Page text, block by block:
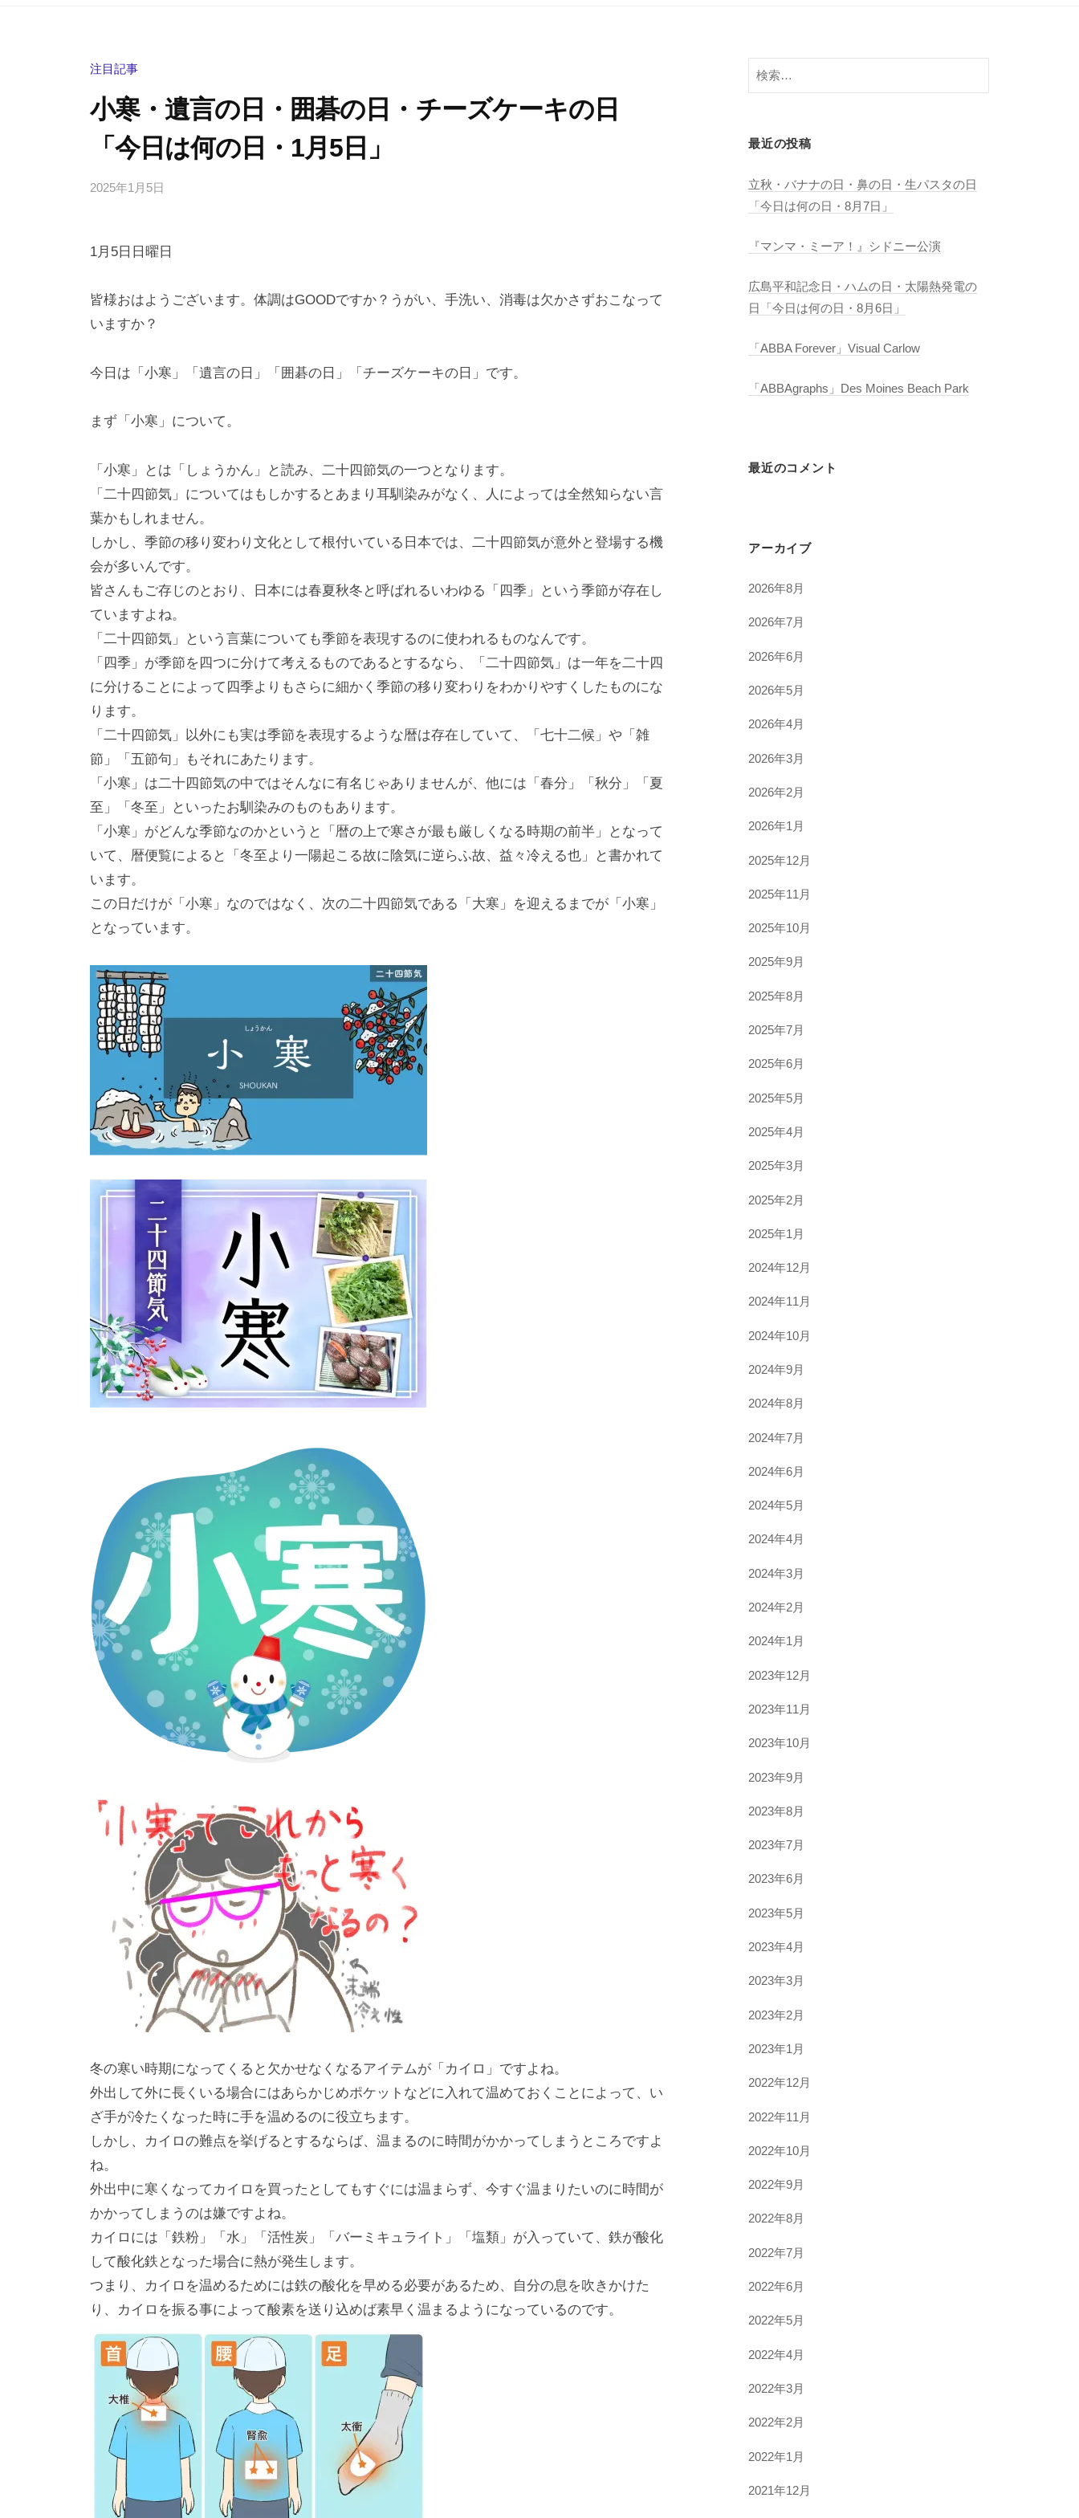
注目記事
小寒・遺言の日・囲碁の日・チーズケーキの日
「今日は何の日・1月5日」
2025年1月5日
i
a
y
m
の
メ
1月5日日曜日
皆様おはようございます。体調はGOODですか？うがい、手洗い、消毒は欠かさずおこなって
いますか？
今日は「小寒」「遺言の日」「囲碁の日」「チーズケーキの日」です。
まず「小寒」について。
「小寒」とは「しょうかん」と読み、二十四節気の一つとなります。
「二十四節気」についてはもしかするとあまり耳馴染みがなく、人によっては全然知らない言
葉かもしれません。
しかし、季節の移り変わり文化として根付いている日本では、二十四節気が意外と登場する機
会が多いんです。
皆さんもご存じのとおり、日本には春夏秋冬と呼ばれるいわゆる「四季」という季節が存在し
ていますよね。
「二十四節気」という言葉についても季節を表現するのに使われるものなんです。
「四季」が季節を四つに分けて考えるものであるとするなら、「二十四節気」は一年を二十四
に分けることによって四季よりもさらに細かく季節の移り変わりをわかりやすくしたものにな
ります。
「二十四節気」以外にも実は季節を表現するような暦は存在していて、「七十二候」や「雑
節」「五節句」もそれにあたります。
「小寒」は二十四節気の中ではそんなに有名じゃありませんが、他には「春分」「秋分」「夏
至」「冬至」といったお馴染みのものもあります。
「小寒」がどんな季節なのかというと「暦の上で寒さが最も厳しくなる時期の前半」となって
いて、暦便覧によると「冬至より一陽起こる故に陰気に逆らふ故、益々冷える也」と書かれて
います。
この日だけが「小寒」なのではなく、次の二十四節気である「大寒」を迎えるまでが「小寒」
となっています。
冬の寒い時期になってくると欠かせなくなるアイテムが「カイロ」ですよね。
外出して外に長くいる場合にはあらかじめポケットなどに入れて温めておくことによって、い
ざ手が冷たくなった時に手を温めるのに役立ちます。
しかし、カイロの難点を挙げるとするならば、温まるのに時間がかかってしまうところですよ
ね。
外出中に寒くなってカイロを買ったとしてもすぐには温まらず、今すぐ温まりたいのに時間が
かかってしまうのは嫌ですよね。
カイロには「鉄粉」「水」「活性炭」「バーミキュライト」「塩類」が入っていて、鉄が酸化
して酸化鉄となった場合に熱が発生します。
つまり、カイロを温めるためには鉄の酸化を早める必要があるため、自分の息を吹きかけた
り、カイロを振る事によって酸素を送り込めば素早く温まるようになっているのです。
検
索:
最近の投稿
立秋・バナナの日・鼻の日・生パスタの日
「今日は何の日・8月7日」
『マンマ・ミーア！』シドニー公演
広島平和記念日・ハムの日・太陽熱発電の
日「今日は何の日・8月6日」
「ABBA Forever」Visual Carlow
「ABBAgraphs」Des Moines Beach Park
最近のコメント
アーカイブ
2026年8月
2026年7月
2026年6月
2026年5月
2026年4月
2026年3月
2026年2月
2026年1月
2025年12月
2025年11月
2025年10月
2025年9月
2025年8月
2025年7月
2025年6月
2025年5月
2025年4月
2025年3月
2025年2月
2025年1月
2024年12月
2024年11月
2024年10月
2024年9月
2024年8月
2024年7月
2024年6月
2024年5月
2024年4月
2024年3月
2024年2月
2024年1月
2023年12月
2023年11月
2023年10月
2023年9月
2023年8月
2023年7月
2023年6月
2023年5月
2023年4月
2023年3月
2023年2月
2023年1月
2022年12月
2022年11月
2022年10月
2022年9月
2022年8月
2022年7月
2022年6月
2022年5月
2022年4月
2022年3月
2022年2月
2022年1月
2021年12月